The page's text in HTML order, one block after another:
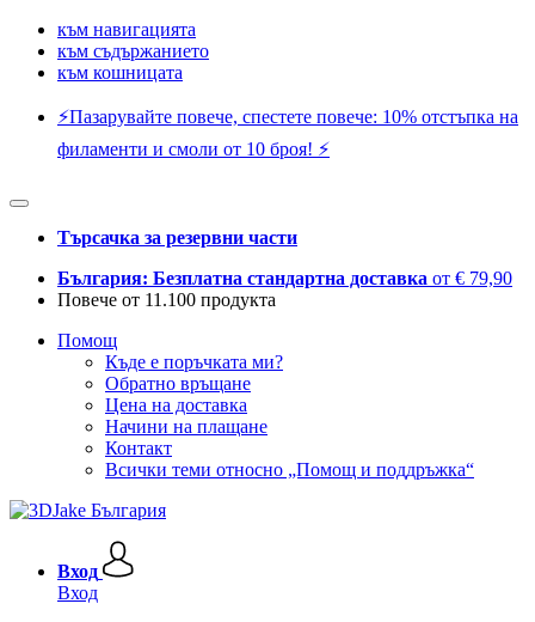
към навигацията
към съдържанието
към кошницата
⚡️Пазарувайте повече, спестете повече: 10% отстъпка на
филаменти и смоли от 10 броя! ⚡️
Търсачка за резервни части
България: Безплатна стандартна доставка от € 79,90
Повече от 11.100 продукта
Помощ
Къде е поръчката ми?
Обратно връщане
Цена на доставка
Начини на плащане
Контакт
Всички теми относно „Помощ и поддръжка“
Вход
Вход